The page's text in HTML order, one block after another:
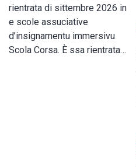
rientrata di sittembre 2026 in
e scole assuciative
d’insignamentu immersivu
Scola Corsa. È ssa rientrata…